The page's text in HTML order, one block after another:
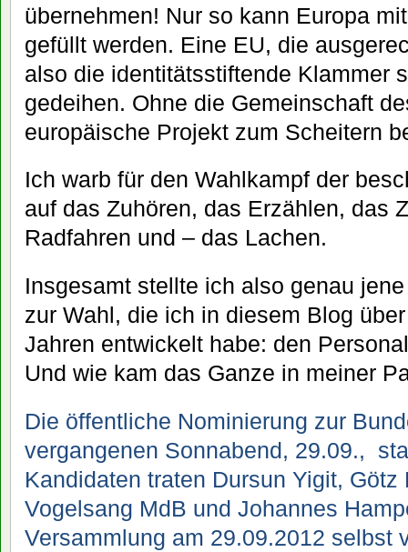
übernehmen! Nur so kann Europa
gefüllt werden. Eine EU, die
also die identitätsstiftende Klammer
gedeihen. Ohne die Gemeinschaft
europäische Projekt zum Scheitern
Ich warb für den Wahlkampf der
auf das Zuhören, das Erzählen, das
Radfahren und – das Lachen.
Insgesamt stellte ich also genau
zur Wahl, die ich in diesem Blog
Jahren entwickelt habe: den
Und wie kam das Ganze in meiner
Die öffentliche Nominierung zur
vergangenen Sonnabend, 29.09.,
Kandidaten traten Dursun Yigit, Götz
Vogelsang MdB und Johannes
Versammlung am 29.09.2012 selbst